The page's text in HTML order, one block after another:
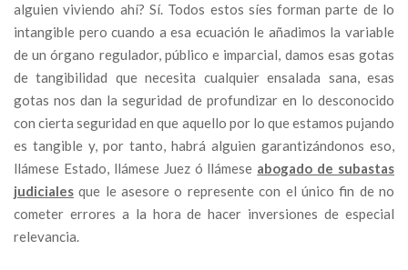
alguien viviendo ahí? Sí. Todos estos síes forman parte de lo
intangible pero cuando a esa ecuación le añadimos la variable
de un órgano regulador, público e imparcial, damos esas gotas
de tangibilidad que necesita cualquier ensalada sana, esas
gotas nos dan la seguridad de profundizar en lo desconocido
con cierta seguridad en que aquello por lo que estamos pujando
es tangible y, por tanto, habrá alguien garantizándonos eso,
llámese Estado, llámese Juez ó llámese abogado de subastas
judiciales que le asesore o represente con el único fin de no
cometer errores a la hora de hacer inversiones de especial
relevancia.